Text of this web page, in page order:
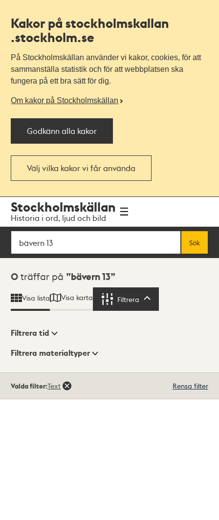
Kakor på stockholmskallan
.stockholm.se
På Stockholmskällan använder vi kakor, cookies, för att
sammanställa statistik och för att webbplatsen ska
fungera på ett bra sätt för dig.
Om kakor på Stockholmskällan
Godkänn alla kakor
Välj vilka kakor vi får använda
navigationen
huvudinnehållet
Stockholmskällan
Historia i ord, ljud och bild
Sök
Sök
Sökresultat
0 träffar på bävern 13
Visa lista Visa karta Filtrera
Visningsläge
Filtrera tid
Filtrera materialtyper
träffar
Valda filter:Text Rensa filter